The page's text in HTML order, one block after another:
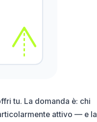
tu. La domanda è: chi
attivo — e la